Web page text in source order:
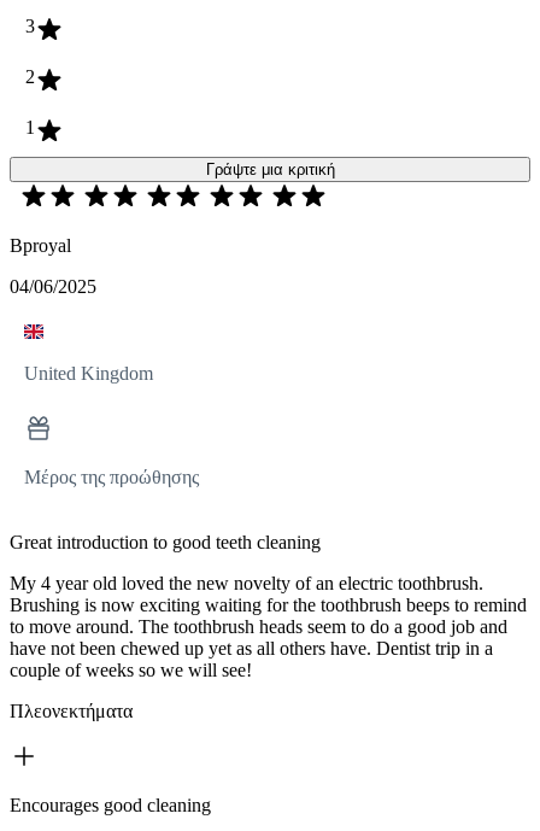
3
2
1
Γράψτε μια κριτική
Bproyal
04/06/2025
United Kingdom
Μέρος της προώθησης
Great introduction to good teeth cleaning
My 4 year old loved the new novelty of an electric toothbrush.
Brushing is now exciting waiting for the toothbrush beeps to remind
to move around. The toothbrush heads seem to do a good job and
have not been chewed up yet as all others have. Dentist trip in a
couple of weeks so we will see!
Πλεονεκτήματα
Encourages good cleaning